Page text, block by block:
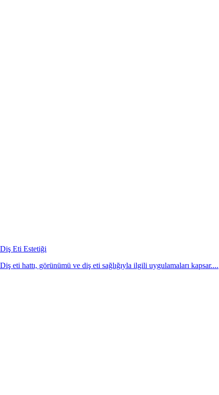
Diş Eti Estetiği
Diş eti hattı, görünümü ve diş eti sağlığıyla ilgili uygulamaları kapsar....